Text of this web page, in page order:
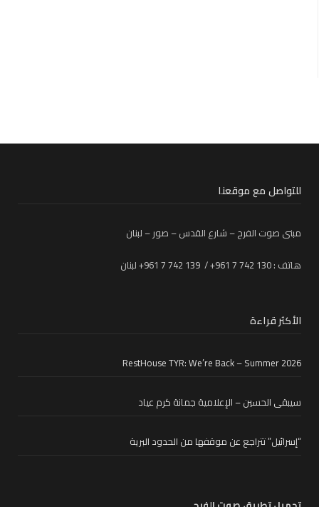
للتواصل مع موقعنا
مبنى صوت الفرح – شارع القدس – صور – لبنان
هاتف : 130 742 7 961+ / 139 742 7 961+ لبنان
الأكثر قراءة
RestHouse TYR: We’re Back – Summer 2026
سيبقى الحسين – الإعلامية جمانة كرم عياد
“إسرائيل” تتراجع عن موقفها من الحدود البرية